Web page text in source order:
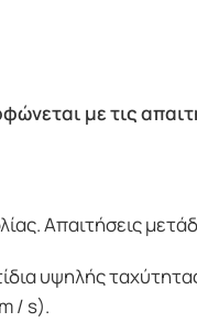
με τις
Απαιτήσεις
υψηλής
/ s).